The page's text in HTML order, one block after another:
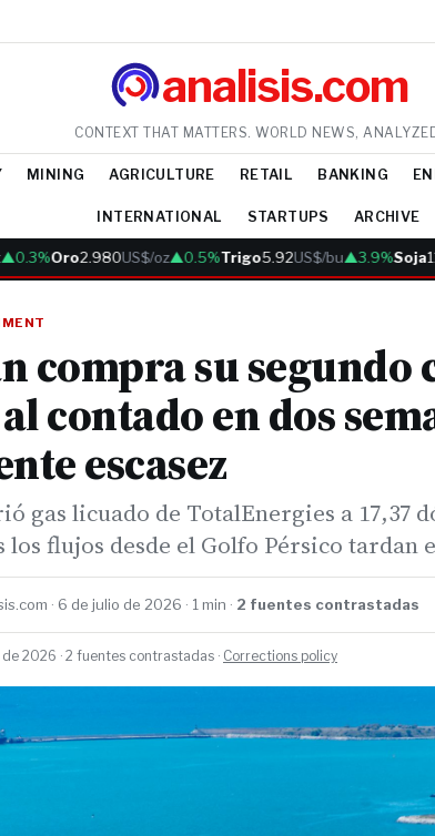
analisis.com
CONTEXT THAT MATTERS. WORLD NEWS,
MINING AGRICULTURE RETAIL BANKING
INTERNATIONAL STARTUPS ARCHIVE
Oro2.980US$/oz▲0.5%Trigo5.92 US$/bu▲3.9%Soja
compra su segundo
contado en dos
escasez
gas licuado de TotalEnergies a 17,37
los flujos desde el Golfo Pérsico tardan
· 6 de julio de 2026 · 1 min · 2 fuentes contrastadas
2026 · 2 fuentes contrastadas · Corrections policy